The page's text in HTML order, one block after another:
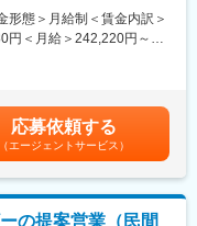
築しています。
技術を提供しています。
国電力グループ、四国旅
日本高速道路、西日本電
ては、お客様が長期にわ
案を行います。
ロー。展示会、各種部会
。
池システム、V2Xシステ
形態＞月給制＜賃金内訳＞
円＜月給＞242,220円～
賃金はあくまでも目安の
性があります。月給(月額)
応募依頼する
（エージェントサービス）
の提案営業（民間